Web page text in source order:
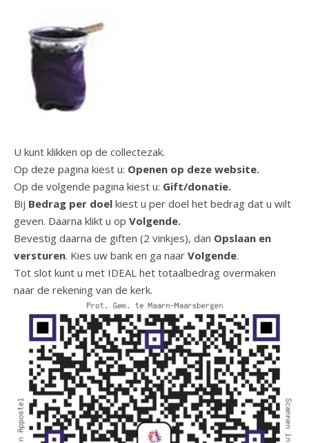
U kunt klikken op de collectezak.
Op deze pagina kiest u: Openen op deze website.
Op de volgende pagina kiest u: Gift/donatie.
Bij Bedrag per doel kiest u per doel het bedrag dat u wilt
geven. Daarna klikt u op Volgende.
Bevestig daarna de giften (2 vinkjes), dan Opslaan en
versturen. Kies uw bank en ga naar Volgende.
Tot slot kunt u met IDEAL het totaalbedrag overmaken
naar de rekening van de kerk.